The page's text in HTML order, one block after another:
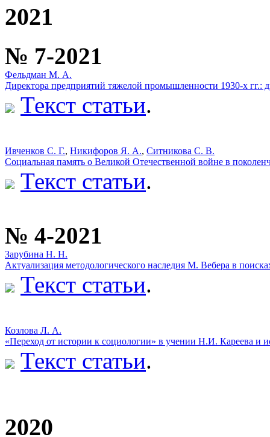
2021
№ 7-2021
Фельдман М. А.
Директора предприятий тяжелой промышленности 1930-х гг.:
Текст статьи.
Ивченков С. Г., Никифоров Я. А., Ситникова С. В.
Социальная память о Великой Отечественной войне в
Текст статьи.
№ 4-2021
Зарубина Н. Н.
Актуализация методологического наследия М. Вебера в
Текст статьи.
Козлова Л. А.
«Переход от истории к социологии» в учении Н.И. Кареева и
Текст статьи.
2020